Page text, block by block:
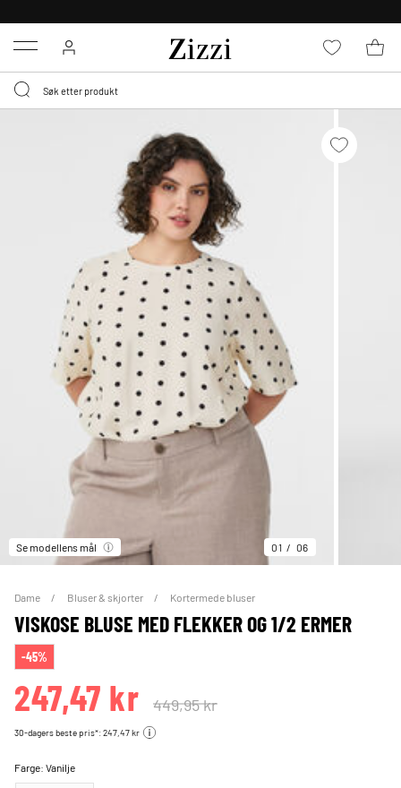
Menu
Se modellens mål 01 06
Dame Bluser & skjorter Kortermede bluser
VISKOSE BLUSE MED FLEKKER OG 1/2 ERMER
-45%
247,47 kr 449,95 kr
30-dagers beste pris*: 247,47 kr
Farge:Vanilje